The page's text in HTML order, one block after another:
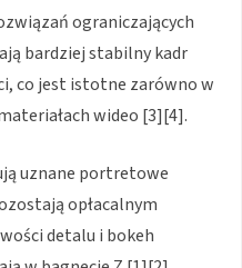
ograniczających
bardziej stabilny kadr
co jest istotne zarówno w
wideo [3][4].
uznane portretowe
opłacalnym
detalu i bokeh